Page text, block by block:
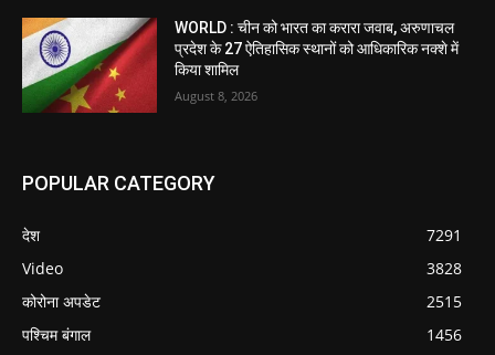
WORLD : चीन को भारत का करारा जवाब, अरुणाचल
प्रदेश के 27 ऐतिहासिक स्थानों को आधिकारिक नक्शे में
किया शामिल
August 8, 2026
POPULAR CATEGORY
देश
7291
Video
3828
कोरोना अपडेट
2515
पश्चिम बंगाल
1456